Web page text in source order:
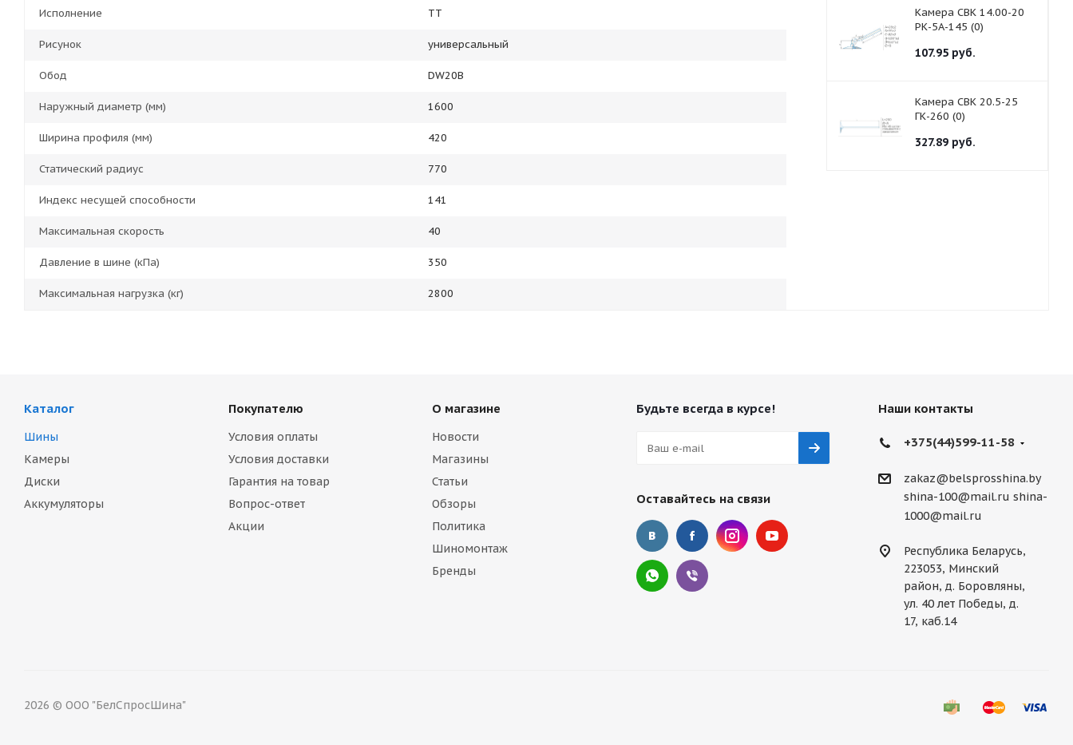
Исполнение TT
Рисунок универсальный
Обод DW20B
Наружный диаметр (мм) 1600
Ширина профиля (мм) 420
Статический радиус 770
Индекс несущей способности 141
Максимальная скорость 40
Давление в шине (кПа) 350
Максимальная нагрузка (кг) 2800
Камера СВК 14.00-20
РК-5А-145 (0)
107.95 руб.
Камера СВК 20.5-25
ГК-260 (0)
327.89 руб.
Каталог
Шины
Камеры
Диски
Аккумуляторы
Покупателю
Условия оплаты
Условия доставки
Гарантия на товар
Вопрос-ответ
Акции
О магазине
Новости
Магазины
Статьи
Обзоры
Политика
Шиномонтаж
Бренды
Будьте всегда в курсе!
Оставайтесь на связи
Наши контакты
+375(44)599-11-58
zakaz@belsprosshina.by
shina-100@mail.ru shina-
1000@mail.ru
Республика Беларусь,
223053, Минский
район, д. Боровляны,
ул. 40 лет Победы, д.
17, каб.14
2026 © ООО "БелСпросШина"